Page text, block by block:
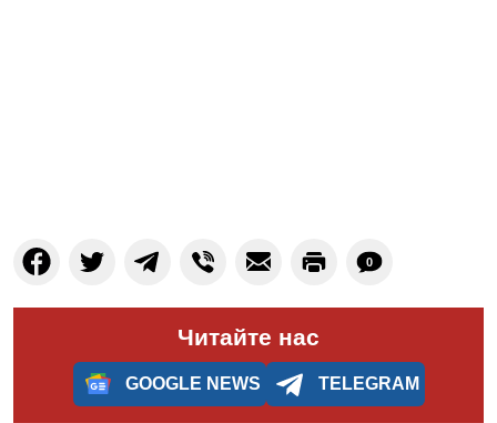
0
Читайте нас
GOOGLE NEWS TELEGRAM